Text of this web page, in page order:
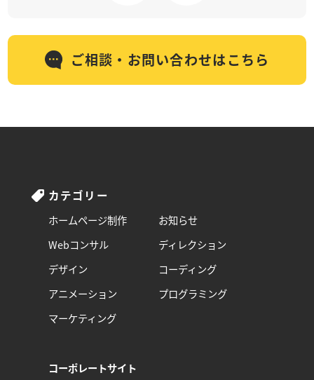
ご相談・お問い合わせはこちら
カテゴリー
ホームページ制作
お知らせ
Webコンサル
ディレクション
デザイン
コーディング
アニメーション
プログラミング
マーケティング
コーポレートサイト